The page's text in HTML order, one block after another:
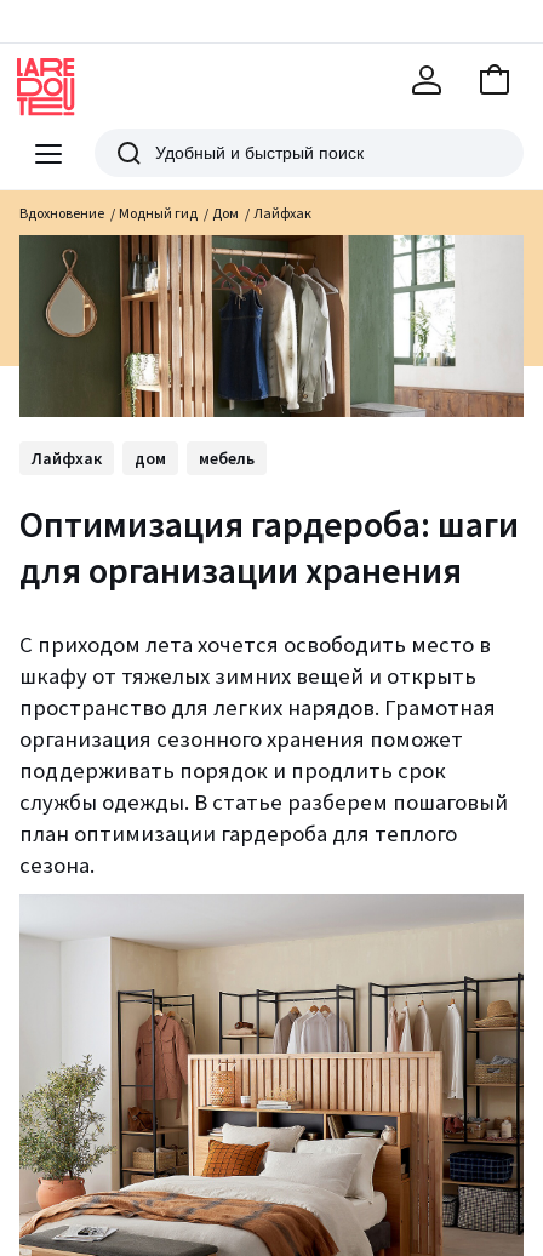
Меню
Redoute
Поиск
В
Вдохновение Модный гид Дом Лайфхак
Лайфхак дом мебель
Оптимизация гардероба: шаги
для организации хранения
С приходом лета хочется освободить место в
шкафу от тяжелых зимних вещей и открыть
пространство для легких нарядов. Грамотная
организация сезонного хранения поможет
поддерживать порядок и продлить срок
службы одежды. В статье разберем пошаговый
план оптимизации гардероба для теплого
сезона.